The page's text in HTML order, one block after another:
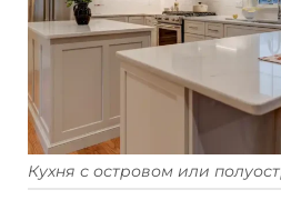
Кухня с островом или